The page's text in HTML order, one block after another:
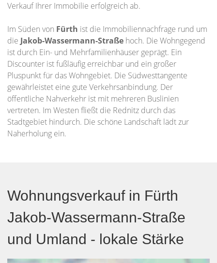
Verkauf Ihrer Immobilie erfolgreich ab.
Im Süden von Fürth ist die Immobiliennachfrage rund um
die Jakob-Wassermann-Straße hoch. Die Wohngegend
ist durch Ein- und Mehrfamilienhäuser geprägt. Ein
Discounter ist fußläufig erreichbar und ein großer
Pluspunkt für das Wohngebiet. Die Südwesttangente
gewährleistet eine gute Verkehrsanbindung. Der
öffentliche Nahverkehr ist mit mehreren Buslinien
vertreten. Im Westen fließt die Rednitz durch das
Stadtgebiet hindurch. Die schöne Landschaft lädt zur
Naherholung ein.
Wohnungsverkauf in Fürth
Jakob-Wassermann-Straße
und Umland - lokale Stärke